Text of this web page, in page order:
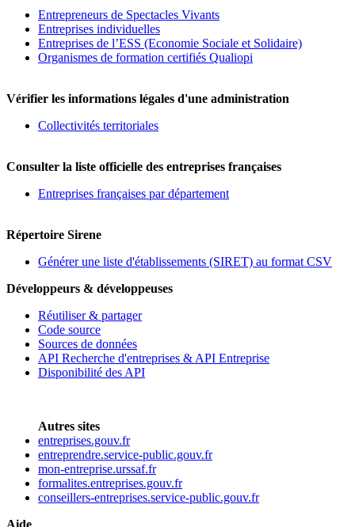
Entrepreneurs de Spectacles Vivants
Entreprises individuelles
Entreprises de l’ESS (Economie Sociale et Solidaire)
Organismes de formation certifiés Qualiopi
Vérifier les informations légales d'une administration
Collectivités territoriales
Consulter la liste officielle des entreprises françaises
Entreprises françaises par département
Répertoire Sirene
Générer une liste d'établissements (SIRET) au format CSV
Développeurs & développeuses
Réutiliser & partager
Code source
Sources de données
API Recherche d'entreprises & API Entreprise
Disponibilité des API
Autres sites
entreprises.gouv.fr
entreprendre.service-public.gouv.fr
mon-entreprise.urssaf.fr
formalites.entreprises.gouv.fr
conseillers-entreprises.service-public.gouv.fr